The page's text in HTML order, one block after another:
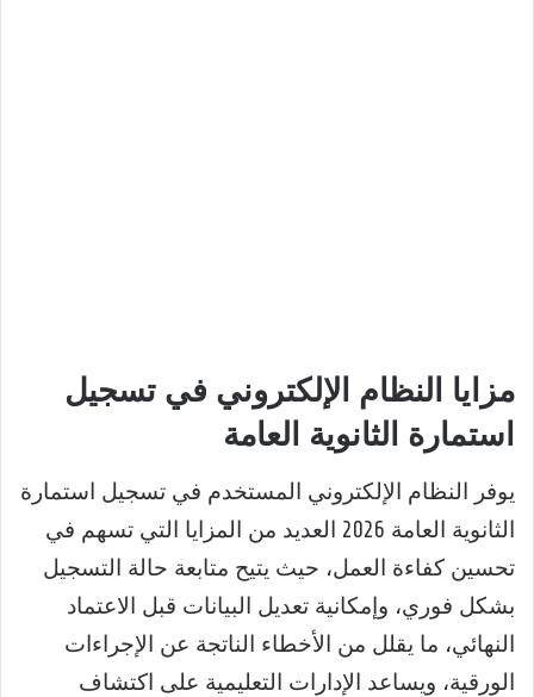
مزايا النظام الإلكتروني في تسجيل
استمارة الثانوية العامة
يوفر النظام الإلكتروني المستخدم في تسجيل استمارة
الثانوية العامة 2026 العديد من المزايا التي تسهم في
تحسين كفاءة العمل، حيث يتيح متابعة حالة التسجيل
بشكل فوري، وإمكانية تعديل البيانات قبل الاعتماد
النهائي، ما يقلل من الأخطاء الناتجة عن الإجراءات
الورقية، ويساعد الإدارات التعليمية على اكتشاف